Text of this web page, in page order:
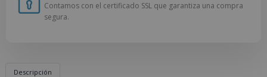
Contamos con el certificado SSL que garantiza una compra
segura.
Descripción